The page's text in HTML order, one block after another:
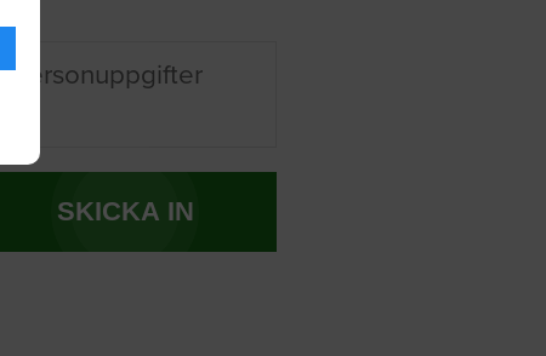
personuppgifter
SKICKA IN